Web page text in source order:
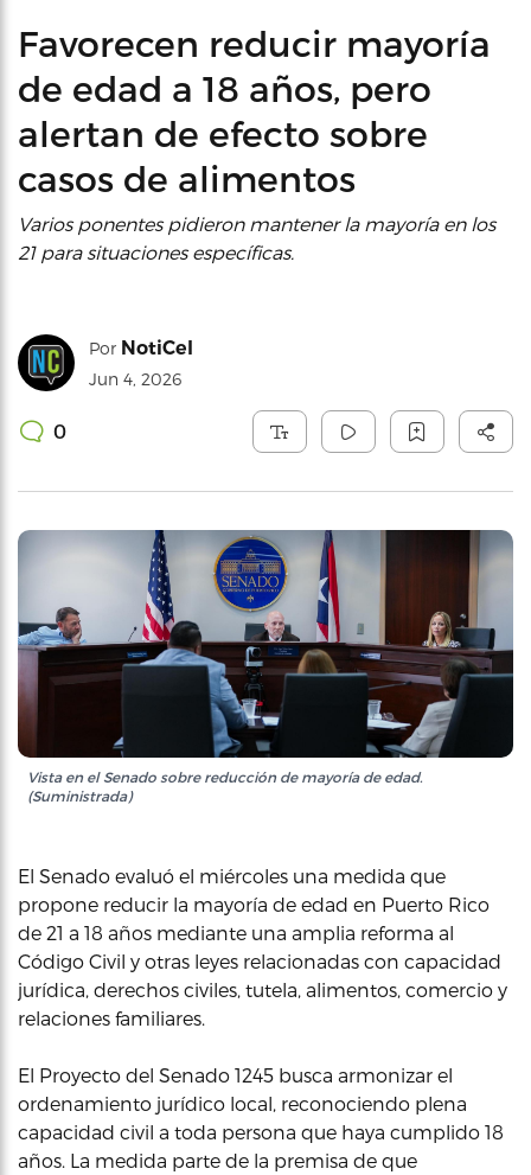
Favorecen reducir mayoría
de edad a 18 años, pero
alertan de efecto sobre
casos de alimentos
Varios ponentes pidieron mantener la mayoría en los
21 para situaciones específicas.
Por NotiCel
Jun 4, 2026
0
Vista en el Senado sobre reducción de mayoría de edad.
(Suministrada)
El Senado evaluó el miércoles una medida que
propone reducir la mayoría de edad en Puerto Rico
de 21 a 18 años mediante una amplia reforma al
Código Civil y otras leyes relacionadas con capacidad
jurídica, derechos civiles, tutela, alimentos, comercio y
relaciones familiares.
El Proyecto del Senado 1245 busca armonizar el
ordenamiento jurídico local, reconociendo plena
capacidad civil a toda persona que haya cumplido 18
años. La medida parte de la premisa de que